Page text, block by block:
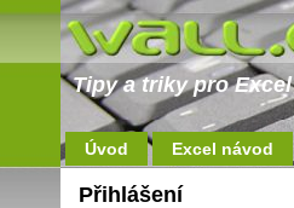
Tipy a triky pro
Úvod Excel návod
Přihlášení